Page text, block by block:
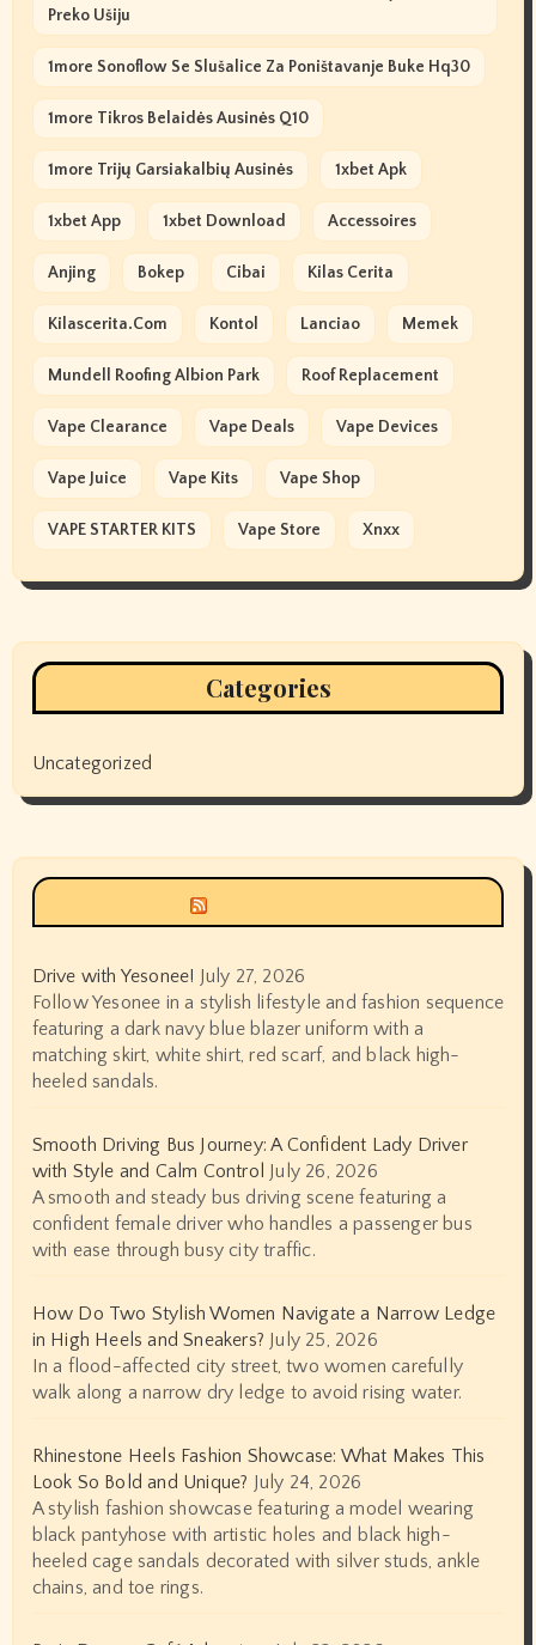
Preko Ušiju
1more Sonoflow Se Slušalice Za Poništavanje Buke Hq30
1more Tikros Belaidės Ausinės Q10
1more Trijų Garsiakalbių Ausinės 1xbet Apk
1xbet App 1xbet Download Accessoires
Anjing Bokep Cibai Kilas Cerita
Kilascerita.com Kontol Lanciao Memek
Mundell Roofing Albion Park Roof Replacement
Vape Clearance Vape Deals Vape Devices
Vape Juice Vape Kits Vape Shop
VAPE STARTER KITS Vape Store Xnxx
Categories
Uncategorized
Drive with Yesonee! July 27, 2026
Follow Yesonee in a stylish lifestyle and fashion sequence
featuring a dark navy blue blazer uniform with a
matching skirt, white shirt, red scarf, and black high-
heeled sandals.
Smooth Driving Bus Journey: A Confident Lady Driver
with Style and Calm Control July 26, 2026
A smooth and steady bus driving scene featuring a
confident female driver who handles a passenger bus
with ease through busy city traffic.
How Do Two Stylish Women Navigate a Narrow Ledge
in High Heels and Sneakers? July 25, 2026
In a flood-affected city street, two women carefully
walk along a narrow dry ledge to avoid rising water.
Rhinestone Heels Fashion Showcase: What Makes This
Look So Bold and Unique? July 24, 2026
A stylish fashion showcase featuring a model wearing
black pantyhose with artistic holes and black high-
heeled cage sandals decorated with silver studs, ankle
chains, and toe rings.